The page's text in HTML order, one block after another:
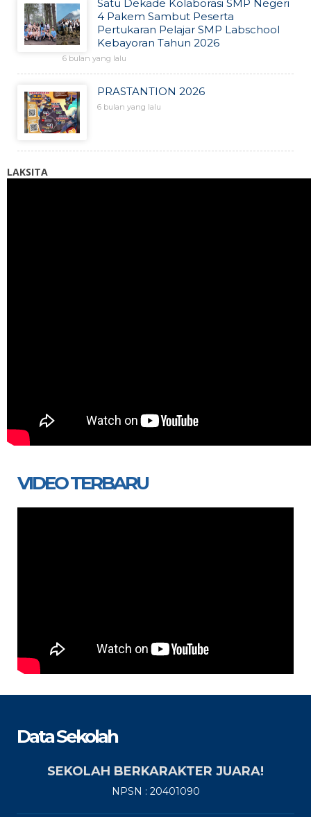
Satu Dekade Kolaborasi SMP Negeri
4 Pakem Sambut Peserta
Pertukaran Pelajar SMP Labschool
Kebayoran Tahun 2026
6 bulan yang lalu
PRASTANTION 2026
6 bulan yang lalu
LAKSITA
VIDEO TERBARU
Data Sekolah
SEKOLAH BERKARAKTER JUARA!
NPSN : 20401090